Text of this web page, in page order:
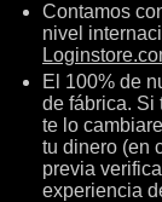
Contamos
nivel
El 100% de
de fábrica. Si
te lo
tu dinero (en
previa
experiencia